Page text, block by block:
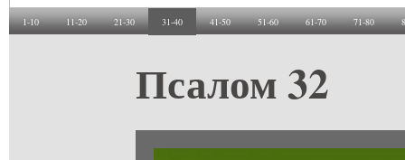
1-10 11-20 21-30 31-40 41-50 51-60 61-70 71-80
Псалом 32